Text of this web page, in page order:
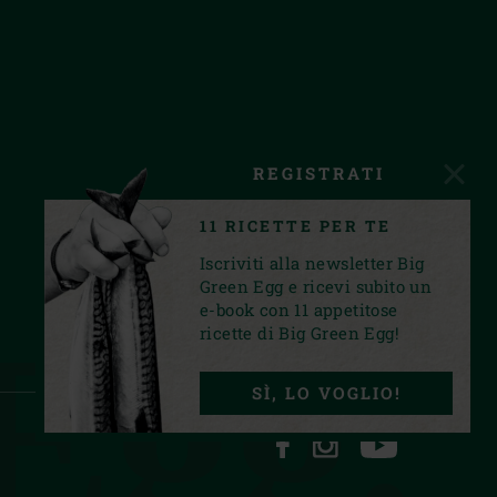
FACEBOOKINSTAGRAMYOUTUBE
REGISTRATI
11 RICETTE PER TE
Iscriviti alla newsletter Big
Green Egg e ricevi subito un
e-book con 11 appetitose
ricette di Big Green Egg!
SÌ, LO VOGLIO!